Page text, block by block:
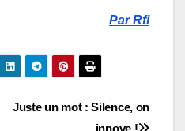
Par Rfi
Juste un mot : Silence, on
innove !